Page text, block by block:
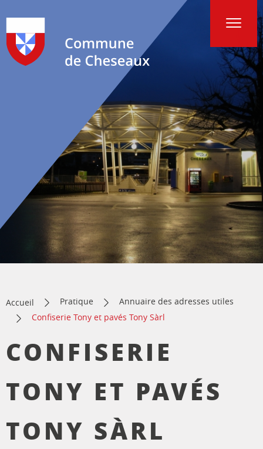
Accueil Pratique
Annuaire des adresses utiles
Confiserie Tony et pavés Tony Sàrl
CONFISERIE
TONY ET PAVÉS
TONY SÀRL